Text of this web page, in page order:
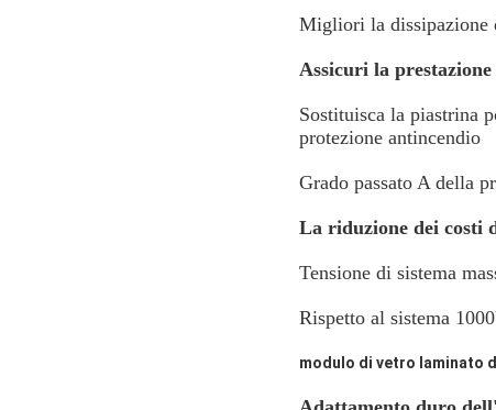
Migliori la dissipazione
Assicuri la
Sostituisca la piastrina
protezione antincendio
Grado passato A della
La riduzione dei costi
Tensione di sistema
Rispetto al sistema
modulo di vetro laminato